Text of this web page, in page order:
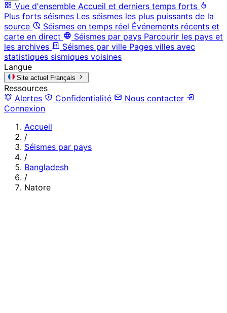
Vue d'ensemble Accueil et derniers temps forts
Plus forts séismes Les séismes les plus puissants de la
source
Séismes en temps réel Événements récents et
carte en direct
Séismes par pays Parcourir les pays et
les archives
Séismes par ville Pages villes avec
statistiques sismiques voisines
Langue
Site actuel Français
Ressources
Alertes
Confidentialité
Nous contacter
Connexion
Accueil
/
Séismes par pays
/
Bangladesh
/
Natore